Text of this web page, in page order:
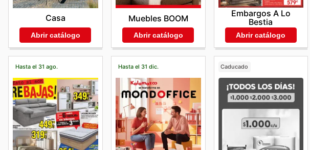
Casa
Abrir catálogo
Muebles BOOM
Abrir catálogo
Embargos A Lo
Bestia
Abrir catálogo
Hasta el 31 ago. Hasta el 31 dic. Caducado